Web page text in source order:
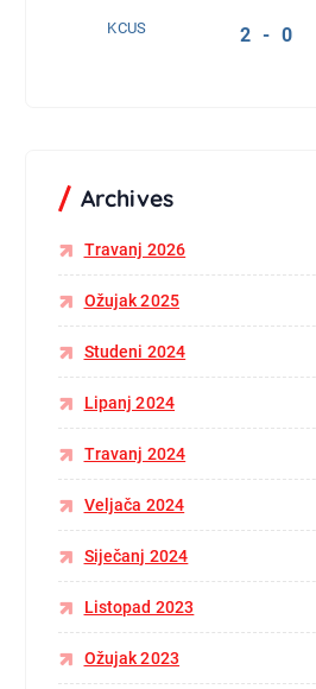
KCUS 2 - 0
Archives
Travanj 2026
Ožujak 2025
Studeni 2024
Lipanj 2024
Travanj 2024
Veljača 2024
Siječanj 2024
Listopad 2023
Ožujak 2023